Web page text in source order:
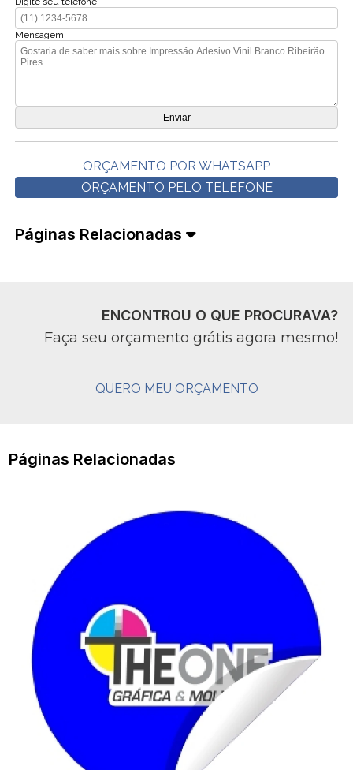
Mensagem
ORÇAMENTO POR WHATSAPP
ORÇAMENTO PELO TELEFONE
Páginas Relacionadas
ENCONTROU O QUE PROCURAVA?
Faça seu orçamento grátis agora mesmo!
QUERO MEU ORÇAMENTO
Páginas Relacionadas